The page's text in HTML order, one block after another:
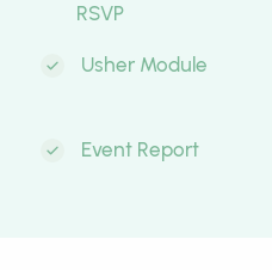
RSVP
Usher Module
Event Report